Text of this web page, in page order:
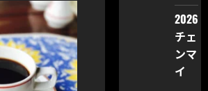
2026
チェ
ンマ
イ